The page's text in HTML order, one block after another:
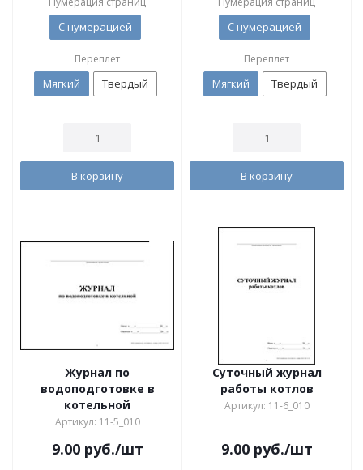
С нумерацией
Переплет
Мягкий Твердый
В корзину
С нумерацией
Переплет
Мягкий Твердый
В корзину
Журнал по
водоподготовке в
котельной
Артикул: 11-5_010
9.00руб./шт
Суточный журнал
работы котлов
Артикул: 11-6_010
9.00руб./шт